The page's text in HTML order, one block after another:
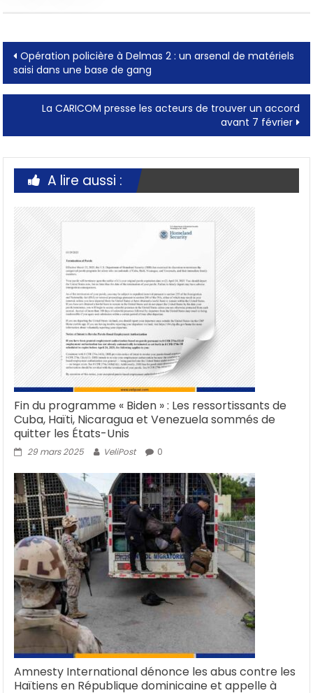
Post
navigation
Opération policière à Delmas 2 : un arsenal de matériels
saisi dans une base de gang
La CARICOM presse les acteurs de trouver un accord
avant 7 février
A lire aussi :
Fin du programme « Biden » : Les ressortissants de
Cuba, Haïti, Nicaragua et Venezuela sommés de
quitter les États-Unis
29 mars 2025 VeliPost 0
Amnesty International dénonce les abus contre les
Haïtiens en République dominicaine et appelle à